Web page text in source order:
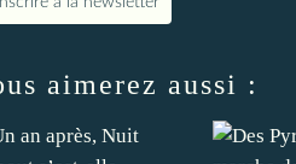
aimerez aussi :